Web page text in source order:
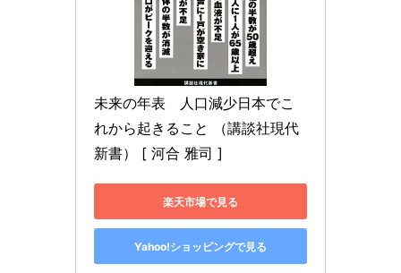
未来の年表　人口減少日本でこ
れから起きること （講談社現代
新書） [ 河合 雅司 ]
楽天市場で見る
Yahoo!ショッピングで見る